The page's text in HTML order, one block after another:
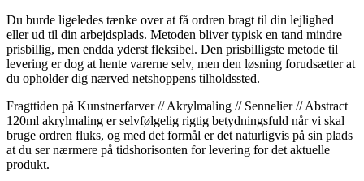
Du burde ligeledes tænke over at få ordren bragt til din lejlighed
eller ud til din arbejdsplads. Metoden bliver typisk en tand mindre
prisbillig, men endda yderst fleksibel. Den prisbilligste metode til
levering er dog at hente varerne selv, men den løsning forudsætter at
du opholder dig nærved netshoppens tilholdssted.
Fragttiden på Kunstnerfarver // Akrylmaling // Sennelier // Abstract
120ml akrylmaling er selvfølgelig rigtig betydningsfuld når vi skal
bruge ordren fluks, og med det formål er det naturligvis på sin plads
at du ser nærmere på tidshorisonten for levering for det aktuelle
produkt.